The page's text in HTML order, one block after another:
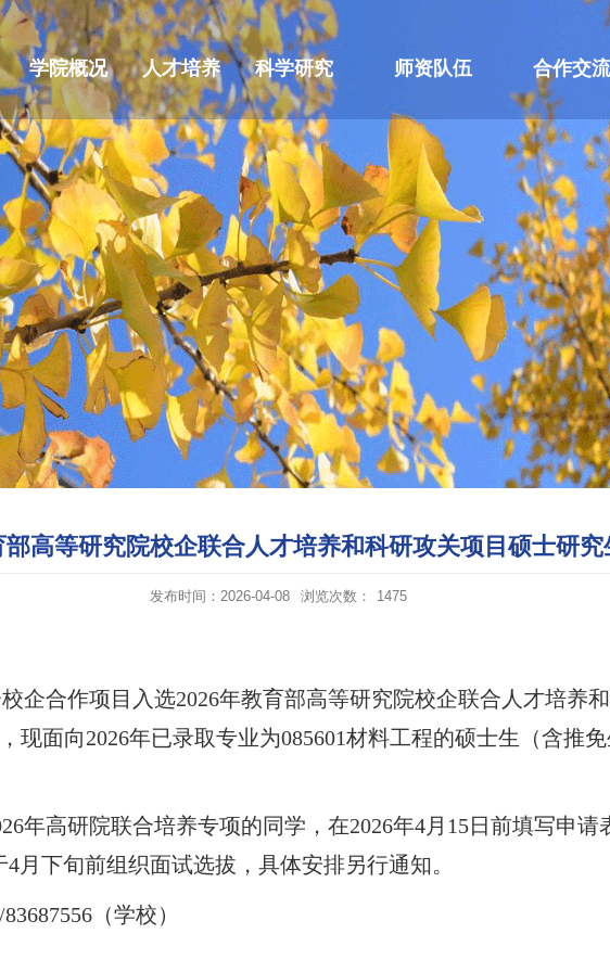
学院概况 人才培养 科学研究 师资队伍 合作交流
部高等研究院校企联合人才培养和科研攻关项目硕士研
发布时间：2026-04-08 浏览次数： 1475
企合作项目入选2026年教育部高等研究院校企联合人才培养
现面向2026年已录取专业为085601材料工程的硕士生（含推
年高研院联合培养专项的同学，在2026年4月15日前填写申请
4月下旬前组织面试选拔，具体安排另行通知。
（学校）